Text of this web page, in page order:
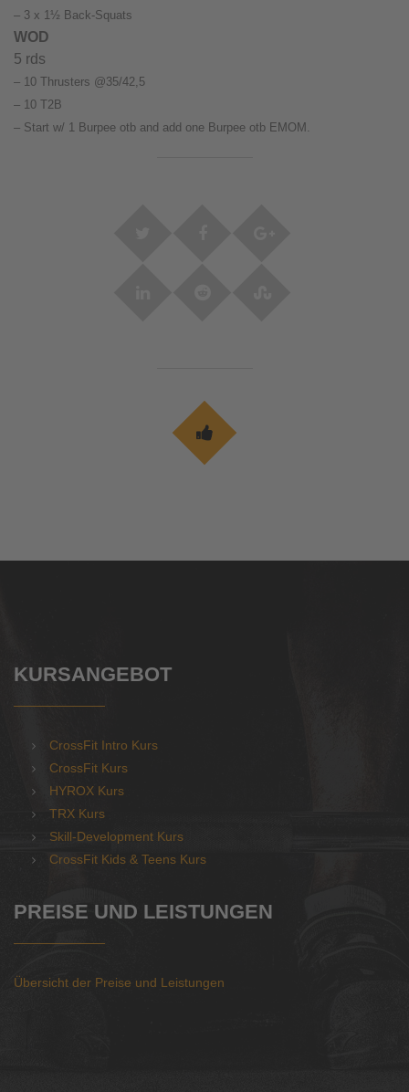
– 3 x 1½ Back-Squats
WOD
5 rds
– 10 Thrusters @35/42,5
– 10 T2B
– Start w/ 1 Burpee otb and add one Burpee otb EMOM.
KURSANGEBOT
CrossFit Intro Kurs
CrossFit Kurs
HYROX Kurs
TRX Kurs
Skill-Development Kurs
CrossFit Kids & Teens Kurs
PREISE UND LEISTUNGEN
Übersicht der Preise und Leistungen